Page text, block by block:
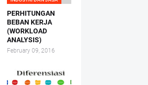
PERHITUNGAN
BEBAN KERJA
(WORKLOAD
ANALYSIS)
February 09, 2016